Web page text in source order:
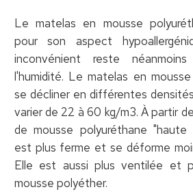
Le matelas en mousse
pour son aspect
inconvénient reste
l'humidité. Le matelas en
se décliner en différentes
varier de 22 à 60 kg/m3. À partir
de mousse polyuréthane "haute
est plus ferme et se déforme
Elle est aussi plus ventilée et
mousse polyéther.